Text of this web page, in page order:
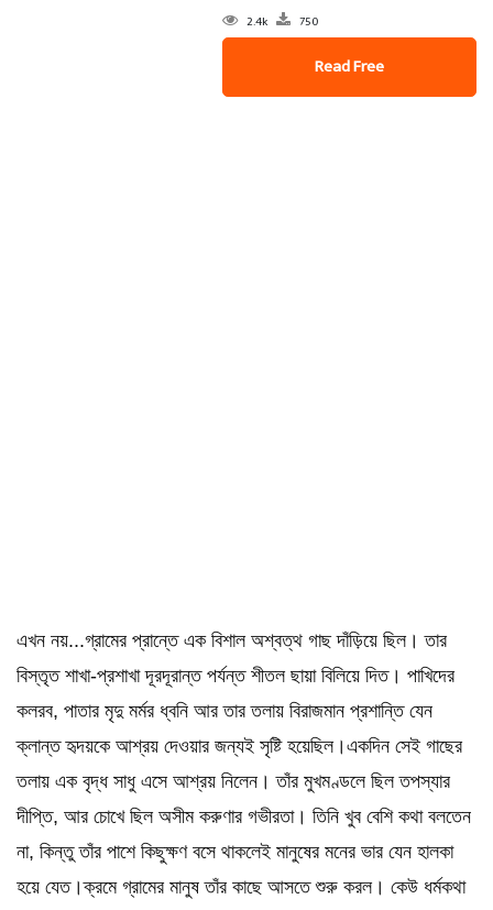
2.4k 750
Read Free
এখন নয়...গ্রামের প্রান্তে এক বিশাল অশ্বত্থ গাছ দাঁড়িয়ে ছিল। তার
বিস্তৃত শাখা-প্রশাখা দূরদূরান্ত পর্যন্ত শীতল ছায়া বিলিয়ে দিত। পাখিদের
কলরব, পাতার মৃদু মর্মর ধ্বনি আর তার তলায় বিরাজমান প্রশান্তি যেন
ক্লান্ত হৃদয়কে আশ্রয় দেওয়ার জন্যই সৃষ্টি হয়েছিল।একদিন সেই গাছের
তলায় এক বৃদ্ধ সাধু এসে আশ্রয় নিলেন। তাঁর মুখমণ্ডলে ছিল তপস্যার
দীপ্তি, আর চোখে ছিল অসীম করুণার গভীরতা। তিনি খুব বেশি কথা বলতেন
না, কিন্তু তাঁর পাশে কিছুক্ষণ বসে থাকলেই মানুষের মনের ভার যেন হালকা
হয়ে যেত।ক্রমে গ্রামের মানুষ তাঁর কাছে আসতে শুরু করল। কেউ ধর্মকথা